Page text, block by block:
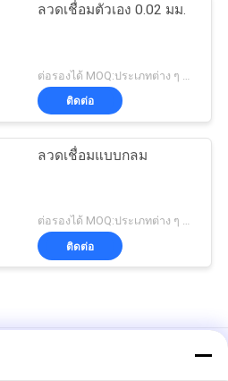
ลวดเชื่อมตัวเอง 0.02 มม.
ติดต่อ
ลวดเชื่อมแบบกลม
ต่อรองได้ MOQ:ประเภทต่าง ๆ ที่แตกต่างกันMOQ
ติดต่อ
มบริสุทธิ์สูง